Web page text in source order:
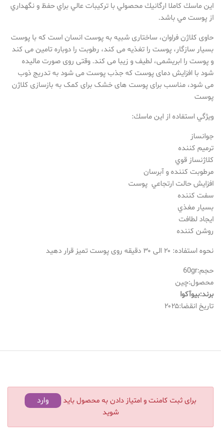
اين ماسك كاملا ارگانيك محصولي با تركيبات عالي براي حفظ و نگهداري
از پوست مي باشد.
حاوی کلاژن فراوان، ساختاری شبیه به پوست انسان است كه با پوست
بسيار سازگار، پوست را تغذیه می کند، رطوبت را دوباره تامین می کند
و پوست را ابریشمی، لطیف و زیبا می کند. وقتی روی صورت مالیده
شود با افزایش دمای پوست که جذب پوست می شود به تدریج ذوب
می شود، مناسب برای پوست های خشک برای کمک به بازسازی کلاژن
پوست
ويژگي استفاده از اين ماسك:
جوانساز
ترميم كننده
كلاژنساز قوي
مرطوبت كننده و آبرسان
افزايش حالت ارتجاعي پوست
سفت كننده
بسيار مغذي
ايجاد لطافت
روشن كننده
نحوه استفاده: ۲۰ الی ۳۰ دقیقه روی پوست تمیز قرار دهید
حجم:60gr
محصول:چین
برند:بیوآکوا
تاریخ انقضا:۲۰۲۵
برای ثبت کامنت و امتیاز دادن به محصول باید وارد
شوید